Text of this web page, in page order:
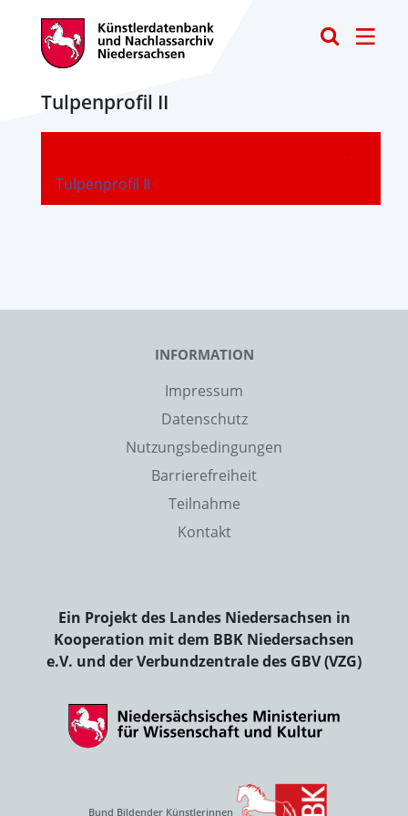
Tulpenprofil II
Tulpenprofil II
-
INFORMATION
Impressum
Datenschutz
Nutzungsbedingungen
Barrierefreiheit
Teilnahme
Kontakt
Ein Projekt des Landes Niedersachsen in
Kooperation mit dem BBK Niedersachsen
e.V. und der Verbundzentrale des GBV (VZG)
Bund Bildender Künstlerinnen